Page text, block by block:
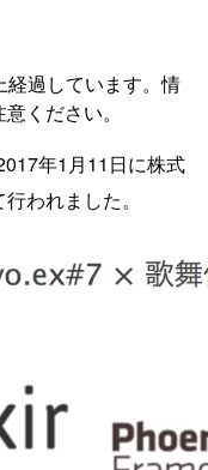
経過しています。情
ください。
年1月11日に株式
われました。